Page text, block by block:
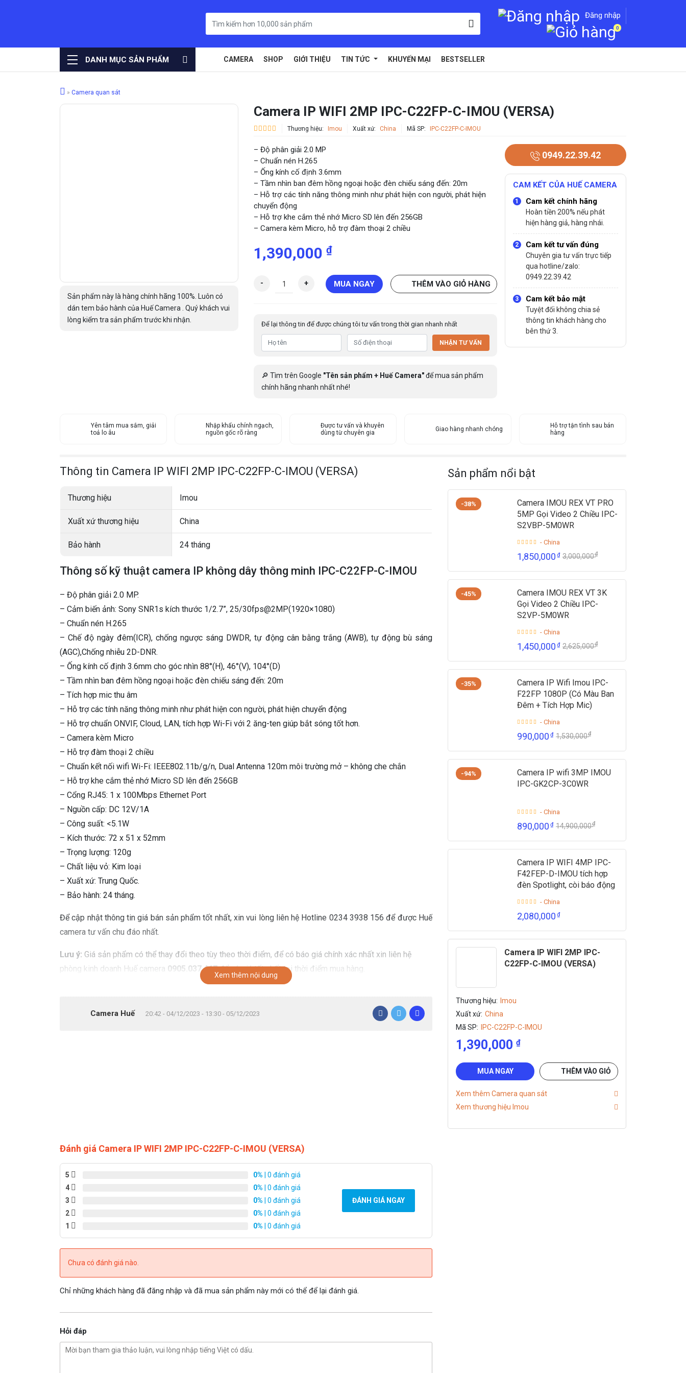
Đăng nhập
0
DANH MỤC SẢN PHẨM CAMERA SHOP GIỚI THIỆU TIN TỨC KHUYẾN MẠI BESTSELLER
» Camera quan sát
Sản phẩm này là hàng chính hãng 100%. Luôn có
dán tem bảo hành của Huế Camera . Quý khách vui
lòng kiểm tra sản phẩm trước khi nhận.
Camera IP WIFI 2MP IPC-C22FP-C-IMOU (VERSA)
Thương hiệu: Imou Xuất xứ: China Mã SP: IPC-C22FP-C-IMOU
– Độ phân giải 2.0 MP
– Chuẩn nén H.265
– Ống kính cố định 3.6mm
– Tầm nhìn ban đêm hồng ngoại hoặc đèn chiếu sáng đến: 20m
– Hỗ trợ các tính năng thông minh như phát hiện con người, phát hiện
chuyển động
– Hỗ trợ khe cắm thẻ nhớ Micro SD lên đến 256GB
– Camera kèm Micro, hỗ trợ đàm thoại 2 chiều
1,390,000 ₫
-
M
P
C
-
O
V
R
A
s
ố
n
+ MUA NGAY THÊM VÀO GIỎ HÀNG
Để lại thông tin để được chúng tôi tư vấn trong thời gian nhanh nhất
NHẬN TƯ VẤN
🔎 Tìm trên Google "Tên sản phẩm + Huế Camera"để mua sản phẩm
chính hãng nhanh nhất nhé!
0949.22.39.42
CAM KẾT CỦA HUẾ CAMERA
Cam kết chính hãng
Hoàn tiền 200% nếu phát
hiện hàng giả, hàng nhái.
Cam kết tư vấn đúng
Chuyên gia tư vấn trực tiếp
qua hotline/zalo:
0949.22.39.42
Cam kết bảo mật
Tuyệt đối không chia sẻ
thông tin khách hàng cho
bên thứ 3.
Yên tâm mua sắm, giải
toả lo âu
Nhập khẩu chính ngạch,
nguồn gốc rõ ràng
Được tư vấn và khuyên
dùng từ chuyên gia
Giao hàng nhanh chóng
Hỗ trợ tận tình sau bán
hàng
Thông tin Camera IP WIFI 2MP IPC-C22FP-C-IMOU (VERSA)
Thương hiệu Imou
Xuất xứ thương hiệu China
Bảo hành 24 tháng
Thông số kỹ thuật camera IP không dây thông minh IPC-C22FP-C-IMOU
– Độ phân giải 2.0 MP.
– Cảm biến ảnh: Sony SNR1s kích thước 1/2.7”, 25/30fps@2MP(1920×1080)
– Chuẩn nén H.265
– Chế độ ngày đêm(ICR), chống ngược sáng DWDR, tự động cân bằng trắng (AWB), tự động bù sáng
(AGC),Chống nhiễu 2D-DNR.
– Ống kính cố định 3.6mm cho góc nhìn 88°(H), 46°(V), 104°(D)
– Tầm nhìn ban đêm hồng ngoại hoặc đèn chiếu sáng đến: 20m
– Tích hợp mic thu âm
– Hỗ trợ các tính năng thông minh như phát hiện con người, phát hiện chuyển động
– Hỗ trợ chuẩn ONVIF, Cloud, LAN, tích hợp Wi-Fi với 2 ăng-ten giúp bắt sóng tốt hơn.
– Camera kèm Micro
– Hỗ trợ đàm thoại 2 chiều
– Chuẩn kết nối wifi Wi-Fi: IEEE802.11b/g/n, Dual Antenna 120m môi trường mở – không che chắn
– Hỗ trợ khe cắm thẻ nhớ Micro SD lên đến 256GB
– Cổng RJ45: 1 x 100Mbps Ethernet Port
– Nguồn cấp: DC 12V/1A
– Công suất: <5.1W
– Kích thước: 72 x 51 x 52mm
– Trọng lượng: 120g
– Chất liệu vỏ: Kim loại
– Xuất xứ: Trung Quốc.
– Bảo hành: 24 tháng.
Để cập nhật thông tin giá bán sản phẩm tốt nhất, xin vui lòng liên hệ Hotline 0234 3938 156 để được Huế
camera tư vấn chu đáo nhất.
Lưu ý: Giá sản phẩm có thể thay đổi theo tùy theo thời điểm, để có báo giá chính xác nhất xin liên hệ
phòng kinh doanh Huế camera 0905.037.467để có giá tốt nhất tại thời điểm mua hàng.
Xem thêm nội dung
Camera Huế 20:42 - 04/12/2023 - 13:30 - 05/12/2023
Sản phẩm nổi bật
-38%
Camera IMOU REX VT PRO
5MP Gọi Video 2 Chiều IPC-
S2VBP-5M0WR
- China
1,850,000₫ 3,000,000₫
-45%
Camera IMOU REX VT 3K
Gọi Video 2 Chiều IPC-
S2VP-5M0WR
- China
1,450,000₫ 2,625,000₫
-35%
Camera IP Wifi Imou IPC-
F22FP 1080P (Có Màu Ban
Đêm + Tích Hợp Mic)
- China
990,000₫ 1,530,000₫
-94%
Camera IP wifi 3MP IMOU
IPC-GK2CP-3C0WR
- China
890,000₫ 14,900,000₫
Camera IP WIFI 4MP IPC-
F42FEP-D-IMOU tích hợp
đèn Spotlight, còi báo động
- China
2,080,000₫
Camera IP WIFI 2MP IPC-
C22FP-C-IMOU (VERSA)
Thương hiệu: Imou
Xuất xứ: China
Mã SP:
IPC-C22FP-C-IMOU
1,390,000 ₫
MUA NGAY THÊM VÀO GIỎ
Xem thêm Camera quan sát
Xem thương hiệu Imou
Đánh giá Camera IP WIFI 2MP IPC-C22FP-C-IMOU (VERSA)
5 0% | 0 đánh giá
4
0% | 0 đánh giá
3
0% | 0 đánh giá
2
0% | 0 đánh giá
1
0% | 0 đánh giá
ĐÁNH GIÁ NGAY
Chưa có đánh giá nào.
Chỉ những khách hàng đã đăng nhập và đã mua sản phẩm này mới có thể để lại đánh giá.
Hỏi đáp